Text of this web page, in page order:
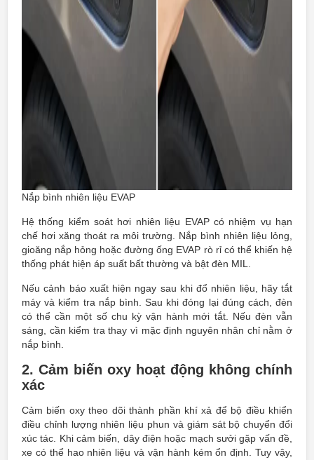
Nắp bình nhiên liệu EVAP
Hệ thống kiểm soát hơi nhiên liệu EVAP có nhiệm vụ hạn
chế hơi xăng thoát ra môi trường. Nắp bình nhiên liệu lỏng,
gioăng nắp hỏng hoặc đường ống EVAP rò rỉ có thể khiến hệ
thống phát hiện áp suất bất thường và bật đèn MIL.
Nếu cảnh báo xuất hiện ngay sau khi đổ nhiên liệu, hãy tắt
máy và kiểm tra nắp bình. Sau khi đóng lại đúng cách, đèn
có thể cần một số chu kỳ vận hành mới tắt. Nếu đèn vẫn
sáng, cần kiểm tra thay vì mặc định nguyên nhân chỉ nằm ở
nắp bình.
2. Cảm biến oxy hoạt động không chính
xác
Cảm biến oxy theo dõi thành phần khí xả để bộ điều khiển
điều chỉnh lượng nhiên liệu phun và giám sát bộ chuyển đổi
xúc tác. Khi cảm biến, dây điện hoặc mạch sưởi gặp vấn đề,
xe có thể hao nhiên liệu và vận hành kém ổn định. Tuy vậy,